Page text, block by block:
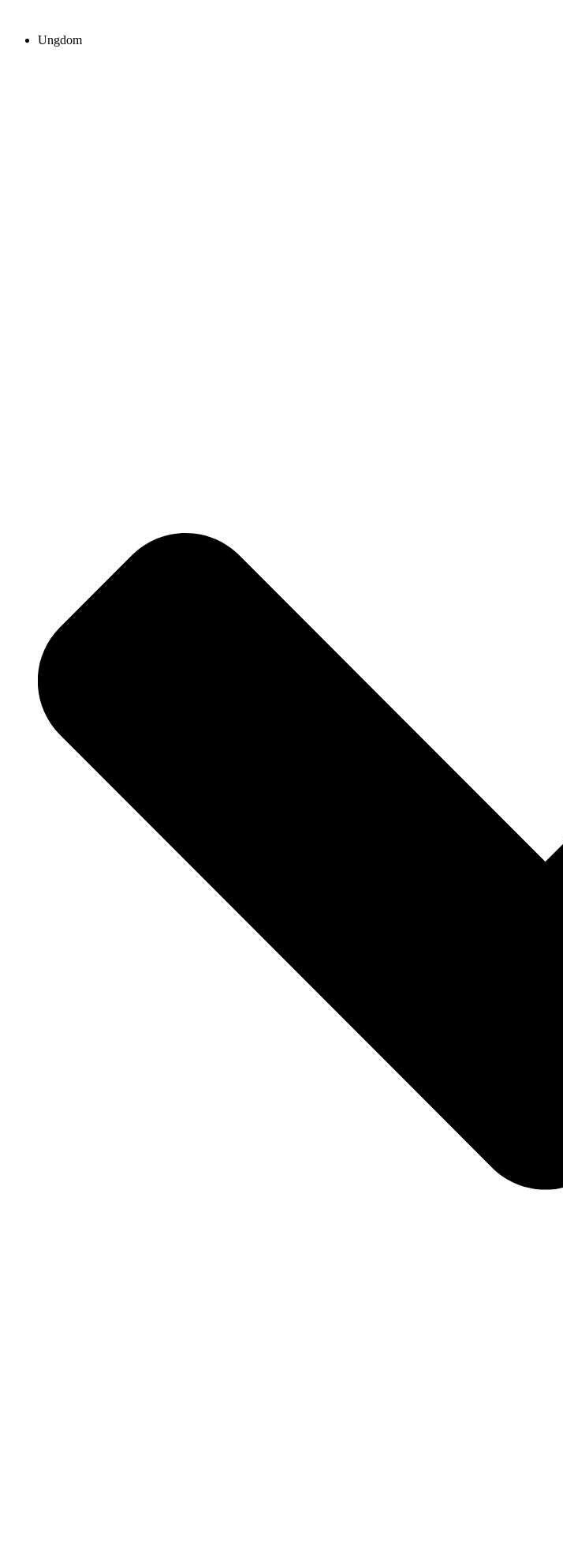
Ungdom